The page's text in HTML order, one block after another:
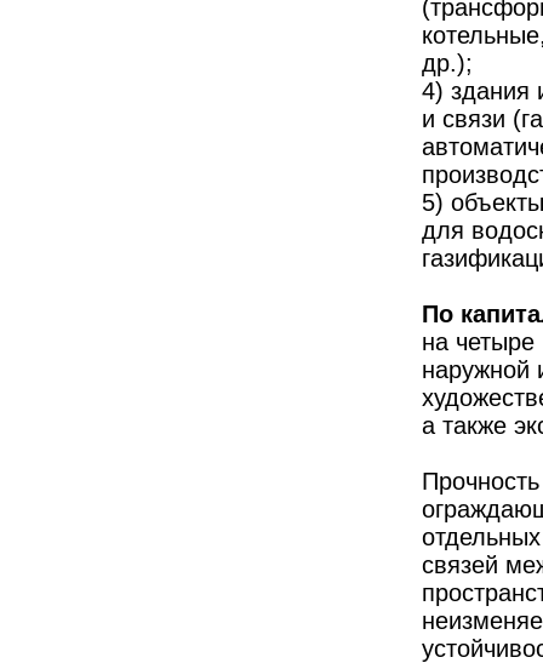
др.);
4) здания
и связи
5)
для
По
на четыре
наружной
а также
связей